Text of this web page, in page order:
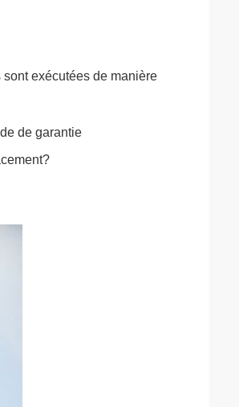
exécutées de manière
de garantie